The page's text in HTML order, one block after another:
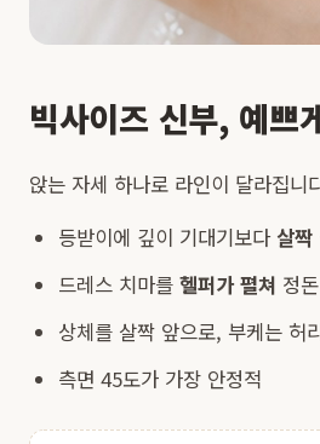
빅사이즈 신부, 예쁘
앉는 자세 하나로 라인이 달라집니
등받이에 깊이 기대기보다 살짝
드레스 치마를 헬퍼가 펼쳐 정돈
상체를 살짝 앞으로, 부케는 허
측면 45도가 가장 안정적